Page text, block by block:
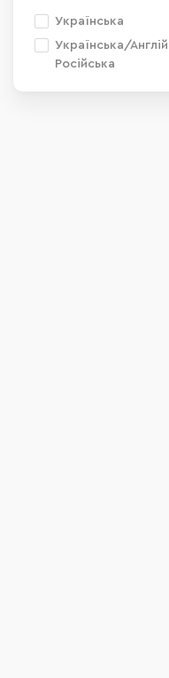
Українська
Українська/
Російська